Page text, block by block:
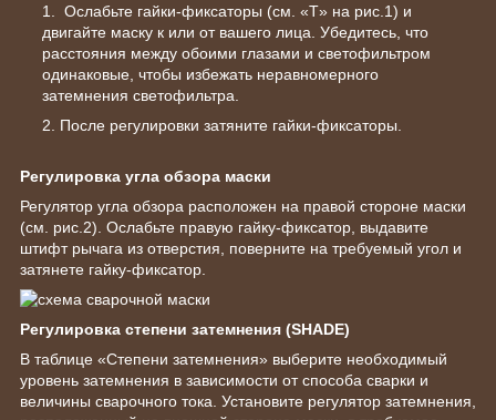
Ослабьте гайки-фиксаторы (см. «T» на рис.1) и
двигайте маску к или от вашего лица. Убедитесь, что
расстояния между обоими глазами и светофильтром
одинаковые, чтобы избежать неравномерного
затемнения светофильтра.
После регулировки затяните гайки-фиксаторы.
Регулировка угла обзора маски
Регулятор угла обзора расположен на правой стороне маски
(см. рис.2). Ослабьте правую гайку-фиксатор, выдавите
штифт рычага из отверстия, поверните на требуемый угол и
затянете гайку-фиксатор.
Регулировка степени затемнения (SHADE)
В таблице «Степени затемнения» выберите необходимый
уровень затемнения в зависимости от способа сварки и
величины сварочного тока. Установите регулятор затемнения,